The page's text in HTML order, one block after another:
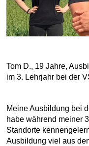
Tom D., 19 Jahre,
im 3. Lehrjahr bei der
Meine Ausbildung bei
habe während meiner
Standorte
Ausbildung viel aus